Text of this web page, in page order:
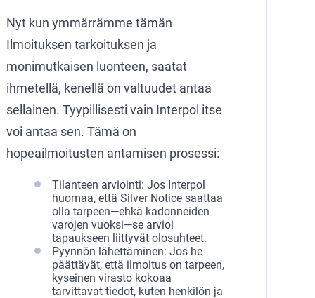
Nyt kun ymmärrämme tämän
Ilmoituksen tarkoituksen ja
monimutkaisen luonteen, saatat
ihmetellä, kenellä on valtuudet antaa
sellainen. Tyypillisesti vain Interpol itse
voi antaa sen. Tämä on
hopeailmoitusten antamisen prosessi:
Tilanteen arviointi: Jos Interpol
huomaa, että Silver Notice saattaa
olla tarpeen—ehkä kadonneiden
varojen vuoksi—se arvioi
tapaukseen liittyvät olosuhteet.
Pyynnön lähettäminen: Jos he
päättävät, että ilmoitus on tarpeen,
kyseinen virasto kokoaa
tarvittavat tiedot, kuten henkilön ja